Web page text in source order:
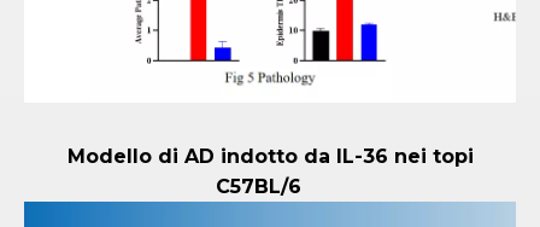
Modello di AD indotto da IL-36 nei topi
C57BL/6